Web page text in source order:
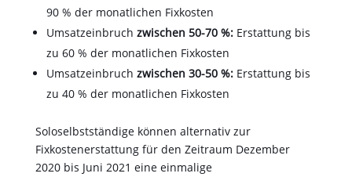
90 % der monatlichen Fixkosten
Umsatzeinbruch zwischen 50-70 %:Erstattung bis
zu 60 % der monatlichen Fixkosten
Umsatzeinbruch zwischen 30-50 %:Erstattung bis
zu 40 % der monatlichen Fixkosten
Soloselbstständige können alternativ zur
Fixkostenerstattung für den Zeitraum Dezember
2020 bis Juni 2021 eine einmalige